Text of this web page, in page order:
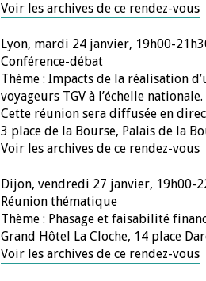
Voir les archives de ce rendez-vous
Lyon, mardi 24 janvier, 19h00-
Conférence-débat
Thème : Impacts de la réalisation
voyageurs TGV à l’échelle nationale.
Cette réunion sera diffusée en
3 place de la Bourse, Palais de la
Voir les archives de ce rendez-vous
Dijon, vendredi 27 janvier, 19h00-
Réunion thématique
Thème : Phasage et faisabilité
Grand Hôtel La Cloche, 14 place
Voir les archives de ce rendez-vous